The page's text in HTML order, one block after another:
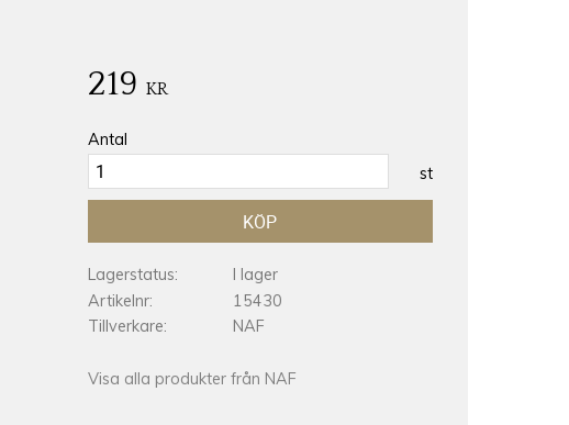
219 KR
Antal
st
KÖP
Lagerstatus
I lager
Artikelnr
15430
Tillverkare
NAF
Visa alla produkter från NAF